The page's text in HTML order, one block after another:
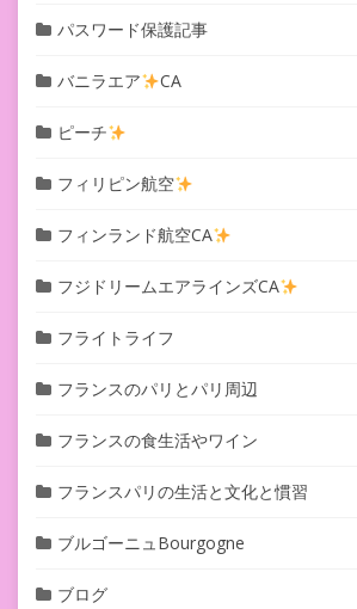
パスワード保護記事
バニラエア CA
ピーチ
フィリピン航空
フィンランド航空CA
フジドリームエアラインズCA
フライトライフ
フランスのパリとパリ周辺
フランスの食生活やワイン
フランスパリの生活と文化と慣習
ブルゴーニュBourgogne
ブログ